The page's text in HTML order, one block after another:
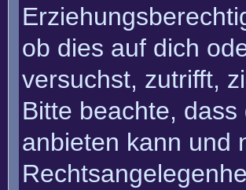
ob dies auf dich
versuchst, zutrifft,
Bitte beachte,
anbieten kann und